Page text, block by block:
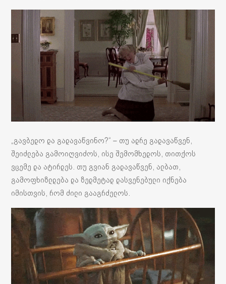
„გავბედო და გადავაწვინო?“ – თუ ადრე გადავაწვენ,
შეიძლება გამოიღვიძოს, ისე შემომხედოს, თითქოს
ვცემე და ატირდეს. თუ გვიან გადავაწვენ, ალბათ,
გამოფხიზლდება და ზედმეტად დასვენებული იქნება
იმისთვის, რომ ძილი გააგრძელოს.